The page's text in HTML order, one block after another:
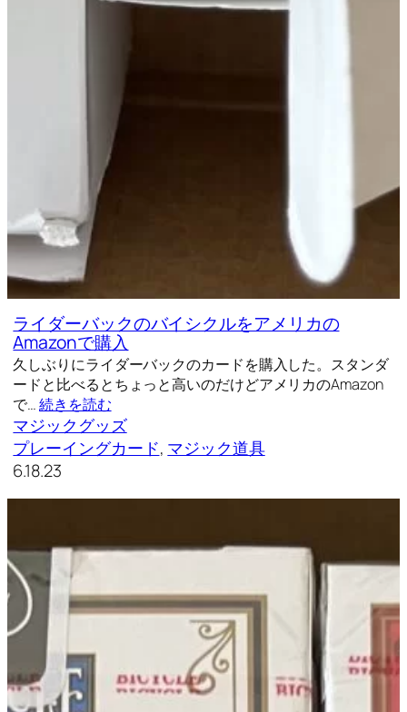
ライダーバックのバイシクルをアメリカの
Amazonで購入
久しぶりにライダーバックのカードを購入した。スタンダ
ードと比べるとちょっと高いのだけどアメリカのAmazon
で…続きを読む
マジックグッズ
プレーイングカード, マジック道具
6.18.23